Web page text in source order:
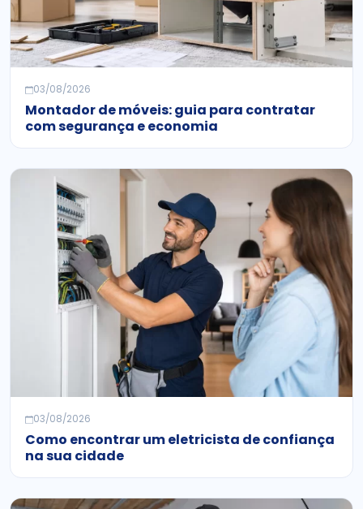
03/08/2026
Montador de móveis: guia para contratar
com segurança e economia
03/08/2026
Como encontrar um eletricista de confiança
na sua cidade